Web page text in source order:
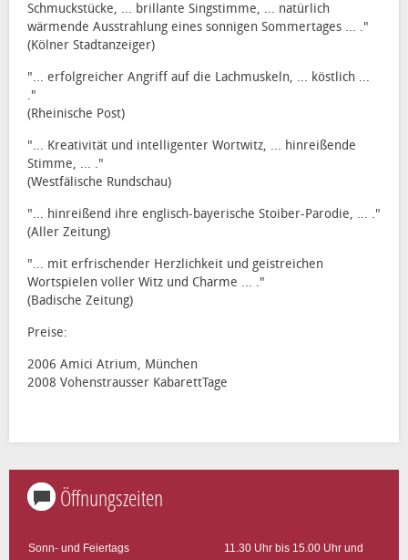
Schmuckstücke, ... brillante Singstimme, ... natürlich
wärmende Ausstrahlung eines sonnigen Sommertages ... ."
(Kölner Stadtanzeiger)
"... erfolgreicher Angriff auf die Lachmuskeln, ... köstlich ...
."
(Rheinische Post)
"... Kreativität und intelligenter Wortwitz, ... hinreißende
Stimme, ... ."
(Westfälische Rundschau)
"... hinreißend ihre englisch-bayerische Stoiber-Parodie, ... ."
(Aller Zeitung)
"... mit erfrischender Herzlichkeit und geistreichen
Wortspielen voller Witz und Charme ... ."
(Badische Zeitung)
Preise:
2006 Amici Atrium, München
2008 Vohenstrausser KabarettTage
Öffnungszeiten
Sonn- und Feiertags
11.30 Uhr bis 15.00 Uhr und